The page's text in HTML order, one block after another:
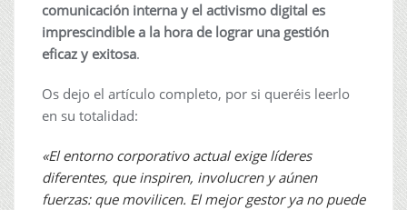
comunicación interna y el activismo digital es
imprescindible a la hora de lograr una gestión
eficaz y exitosa.
Os dejo el artículo completo, por si queréis leerlo
en su totalidad:
«El entorno corporativo actual exige líderes
diferentes, que inspiren, involucren y aúnen
fuerzas: que movilicen. El mejor gestor ya no puede